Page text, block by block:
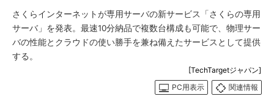
さくらインターネットが専用サーバの新サービス「さくらの専用
サーバ」を発表。最速10分納品で複数台構成も可能で、物理サー
バの性能とクラウドの使い勝手を兼ね備えたサービスとして提供
する。
[TechTargetジャパン]
PC用表示
関連情報